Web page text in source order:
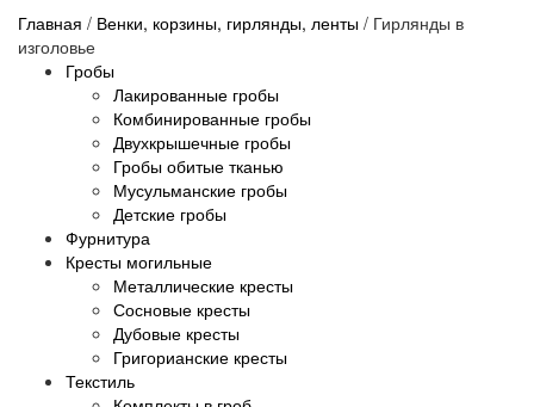
Главная / Венки, корзины, гирлянды, ленты / Гирлянды в
изголовье
Гробы
Лакированные гробы
Комбинированные гробы
Двухкрышечные гробы
Гробы обитые тканью
Мусульманские гробы
Детские гробы
Фурнитура
Кресты могильные
Металлические кресты
Сосновые кресты
Дубовые кресты
Григорианские кресты
Текстиль